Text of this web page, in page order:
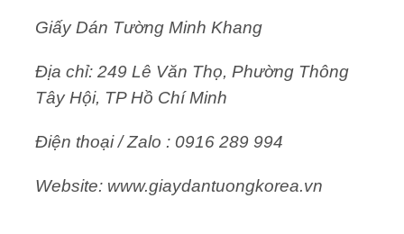
Giấy Dán Tường Minh Khang
Địa chỉ: 249 Lê Văn Thọ, Phường Thông
Tây Hội, TP Hồ Chí Minh
Điện thoại / Zalo : 0916 289 994
Website: www.giaydantuongkorea.vn